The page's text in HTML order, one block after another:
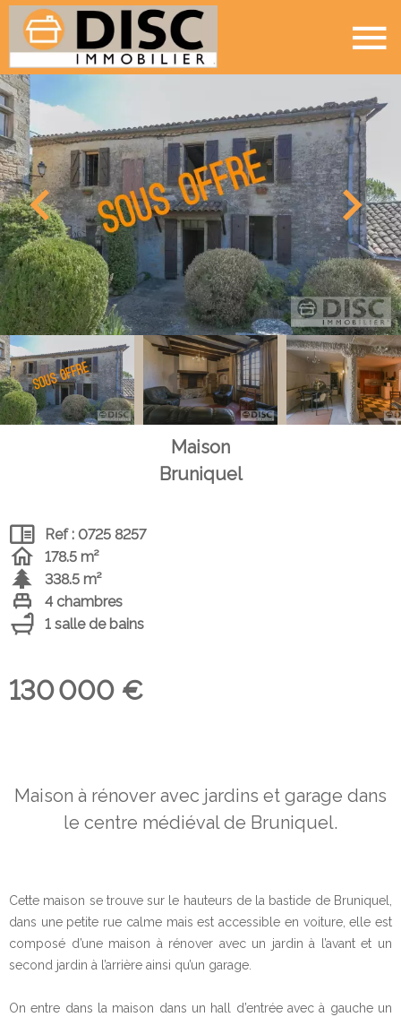
Maison
Bruniquel
Ref : 0725 8257
178.5 m²
338.5 m²
4 chambres
1 salle de bains
130 000 €
Maison à rénover avec jardins et garage dans
le centre médiéval de Bruniquel.
Cette maison se trouve sur le hauteurs de la bastide de Bruniquel,
dans une petite rue calme mais est accessible en voiture, elle est
composé d’une maison à rénover avec un jardin à l’avant et un
second jardin à l’arrière ainsi qu’un garage.
On entre dans la maison dans un hall d’entrée avec à gauche un